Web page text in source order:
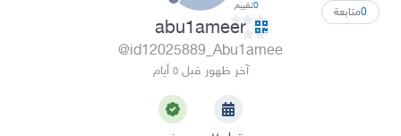
0متابعة 0تقييم
abu1ameer
@id12025889_Abu1amee
آخر ظهور قبل ٥ أيام